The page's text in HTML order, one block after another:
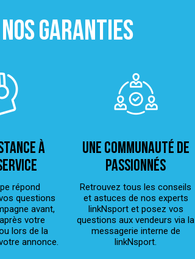
NOS GARANTIES
à
répond
questions
avant,
votre
lors de la
annonce.
Une Communauté de
passionnés
Retrouvez tous les conseils
et astuces de nos experts
linkNsport et posez vos
questions aux vendeurs via la
messagerie interne de
linkNsport.